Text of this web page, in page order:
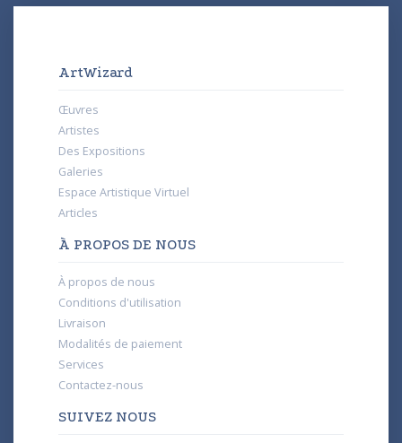
ArtWizard
Œuvres
Artistes
Des Expositions
Galeries
Espace Artistique Virtuel
Articles
À PROPOS DE NOUS
À propos de nous
Conditions d'utilisation
Livraison
Modalités de paiement
Services
Contactez-nous
SUIVEZ NOUS